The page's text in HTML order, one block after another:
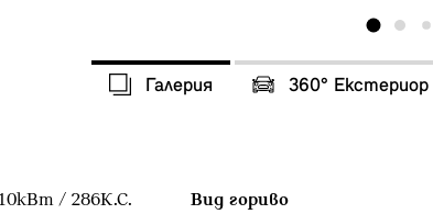
Галерия 360° Eкстериор
/ 286К.С. Вид гориво